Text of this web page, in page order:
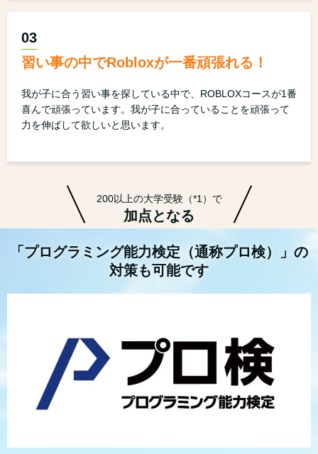
03
習い事の中でRobloxが一番頑張れる！
我が子に合う習い事を探している中で、ROBLOXコースが1番
喜んで頑張っています。我が子に合っていることを頑張って
力を伸ばして欲しいと思います。
200以上の大学受験（*1）で
加点となる
「プログラミング能力検定（通称プロ検）」の
対策も可能です